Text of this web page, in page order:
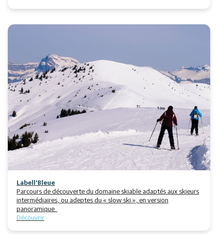
Labell'Bleue
Parcours de découverte du domaine skiable adaptés aux skieurs
intermédiaires, ou adeptes du « slow ski », en version
panoramique.
Découvrir